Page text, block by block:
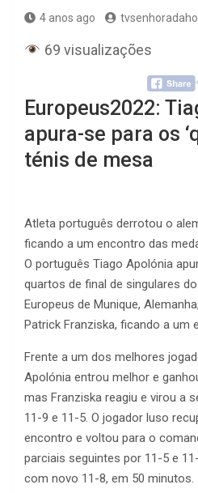
4 anos ago
69 visualizações
Europeus2022:
apura-se para os
ténis de mesa
Atleta português derrotou o
ficando a um encontro das
O português Tiago Apolónia
quartos de final de singulares
Europeus de Munique,
Patrick Franziska, ficando a um
Frente a um dos melhores
Apolónia entrou melhor e
mas Franziska reagiu e virou a
11-9 e 11-5. O jogador luso
encontro e voltou para o
parciais seguintes por 11-5 e
com novo 11-8, em 50 minutos.